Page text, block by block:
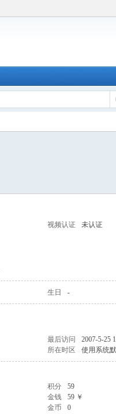
视频认证 未认证
生日 -
最后访问
2007-5-25
所在时区 使用系统
积分
59
金钱
59 ￥
金币 0